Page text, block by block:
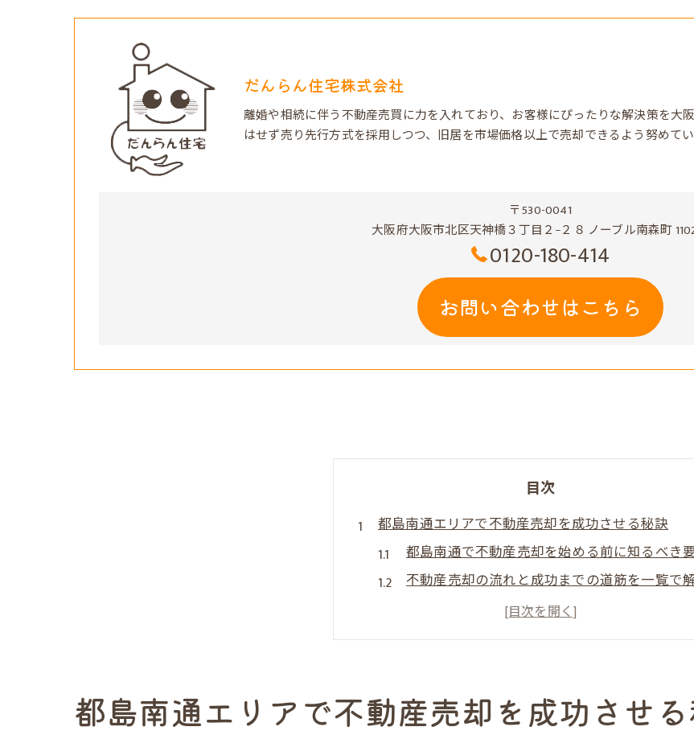
だんらん住宅株式会社
離婚や相続に伴う不動産売買に力を入れており、お客様にぴったりな解決策を大
はせず売り先行方式を採用しつつ、旧居を市場価格以上で売却できるよう努めてい
〒530-0041
大阪府大阪市北区天神橋３丁目２−２８ ノーブル南森町
0120-180-414
お問い合わせはこちら
目次
都島南通エリアで不動産売却を成功させる秘訣
都島南通で不動産売却を始める前に知るべき
不動産売却の流れと成功までの道筋を一覧で
高値売却を実現するための重要ポイント
失敗しない不動産売却に役立つチェックリス
高値売却を目指すならだんらん住宅が頼れる理由
だんらん住宅のプレミアム不動産売却とは何
都島南通エリアで不動産売却を成功させ